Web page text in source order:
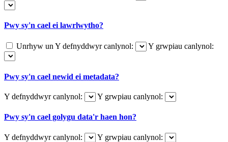
Pwy sy'n cael ei lawrlwytho?
Unrhyw unY defnyddwyr canlynol: Y grwpiau canlynol:
Pwy sy'n cael newid ei metadata?
Y defnyddwyr canlynol: Y grwpiau canlynol:
Pwy sy'n cael golygu data'r haen hon?
Y defnyddwyr canlynol: Y grwpiau canlynol: